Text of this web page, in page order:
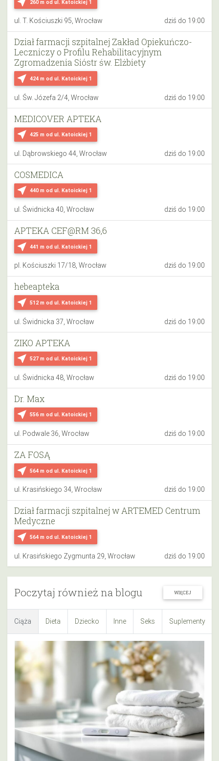
260 m od ul. Katoickiej 1
ul. T. Kościuszki 95, Wrocław dziś do 19:00
near_me 424 m od ul. Katoickiej 1
Dział farmacji szpitalnej Zakład Opiekuńczo-
Leczniczy o Profilu Rehabilitacyjnym
Zgromadzenia Sióstr św. Elżbiety
ul. Św. Józefa 2/4, Wrocław dziś do 19:00
near_me 425 m od ul. Katoickiej 1
MEDICOVER APTEKA
ul. Dąbrowskiego 44, Wrocław dziś do 19:00
near_me 440 m od ul. Katoickiej 1
COSMEDICA
ul. Świdnicka 40, Wrocław dziś do 19:00
near_me 441 m od ul. Katoickiej 1
APTEKA CEF@RM 36,6
pl. Kościuszki 17/18, Wrocław dziś do 19:00
near_me 512 m od ul. Katoickiej 1
hebeapteka
ul. Świdnicka 37, Wrocław dziś do 19:00
near_me 527 m od ul. Katoickiej 1
ZIKO APTEKA
ul. Świdnicka 48, Wrocław dziś do 19:00
near_me 556 m od ul. Katoickiej 1
Dr. Max
ul. Podwale 36, Wrocław dziś do 19:00
near_me 564 m od ul. Katoickiej 1
ZA FOSĄ
ul. Krasińskiego 34, Wrocław dziś do 19:00
near_me 564 m od ul. Katoickiej 1
Dział farmacji szpitalnej w ARTEMED Centrum
Medyczne
ul. Krasińskiego Zygmunta 29, Wrocław dziś do 19:00
Poczytaj również na blogu WIĘCEJ
Ciąża Dieta Dziecko Inne Seks Suplementy